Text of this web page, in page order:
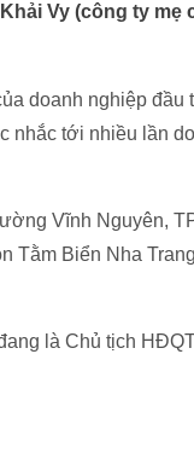
Vy (công ty mẹ
doanh nghiệp đầu
nhắc tới nhiều lần
Vĩnh Nguyên,
Tằm Biển Nha
là Chủ tịch